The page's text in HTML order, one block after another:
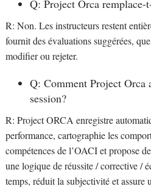
Q: Project Orca remplace-
R: Non. Les instructeurs restent
fournit des évaluations suggérées,
modifier ou rejeter.
Q: Comment Project Orca
session?
R: Project ORCA enregistre
performance, cartographie les
compétences de l’OACI et propose
une logique de réussite / corrective /
temps, réduit la subjectivité et assure